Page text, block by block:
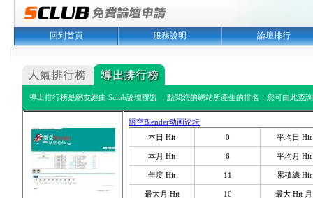
回到首頁 服務說明 論壇排行
導出排行榜是網友經由 Sclub論壇聯盟 ，點閱您的網站所產生的排名；您可由此查
悟空Blender动画论坛
本日 Hit
0 平均日 Hit
本月 Hit 6 平均月 Hit
年度 Hit 11 累積總 Hit
最大月 Hit 10 最大 Hit 月